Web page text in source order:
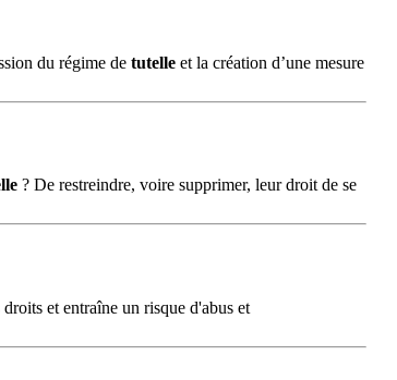
du régime de tutelle et la création d’une mesure
? De restreindre, voire supprimer, leur droit de se
et entraîne un risque d'abus et